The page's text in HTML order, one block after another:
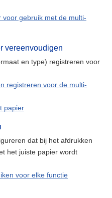
gebruik met de multi-
vereenvoudigen
en type) registreren voor
registreren voor de multi-
papier
dat bij het afdrukken
het juiste papier wordt
voor elke functie